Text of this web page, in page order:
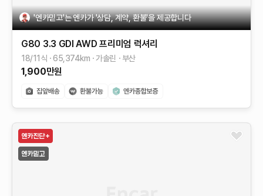
'엔카믿고'는 엔카가 '상담, 계약, 환불'을 제공합니다
G80 3.3 GDI AWD 프리미엄 럭셔리
18/11식 65,374km 가솔린 부산
1,900만원